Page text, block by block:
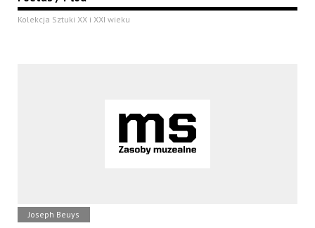
Kolekcja Sztuki XX i XXI wieku
Joseph Beuys